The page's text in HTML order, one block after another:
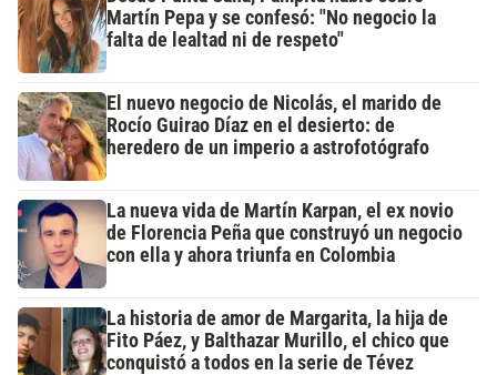
Martín Pepa y se confesó: "No negocio la
falta de lealtad ni de respeto"
El nuevo negocio de Nicolás, el marido de
Rocío Guirao Díaz en el desierto: de
heredero de un imperio a astrofotógrafo
La nueva vida de Martín Karpan, el ex novio
de Florencia Peña que construyó un negocio
con ella y ahora triunfa en Colombia
La historia de amor de Margarita, la hija de
Fito Páez, y Balthazar Murillo, el chico que
conquistó a todos en la serie de Tévez